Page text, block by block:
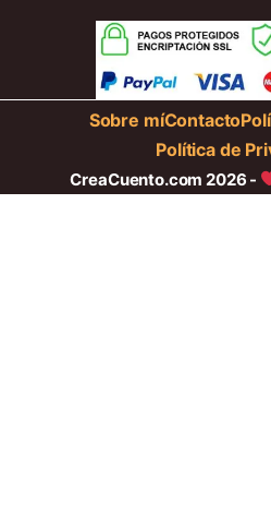
Sobre míContacto
Política de
CreaCuento.com 2026 -